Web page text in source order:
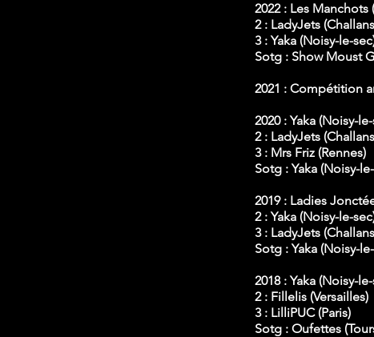
2022 : Les Manchots
2 : LadyJets
3 :Yaka (Noisy-le-
Sotg : Show Moust
2021 : Compétition
2020 : Yaka (Noisy-
2 : LadyJets
3 : Mrs Friz (Rennes)
Sotg : Yaka (Noisy-
2019 : Ladies
2 : Yaka (Noisy-le-
3 : LadyJets
Sotg : Yaka (Noisy-
2018 : Yaka (Noisy-
2 : Fillelis (Versailles)
3 : LilliPUC (Paris)
Sotg : Oufettes